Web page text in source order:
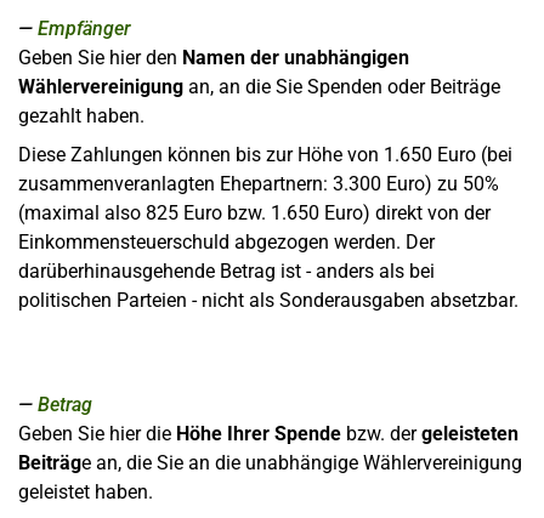
Empfänger
Geben Sie hier den Namen der unabhängigen
Wählervereinigung an, an die Sie Spenden oder Beiträge
gezahlt haben.
Diese Zahlungen können bis zur Höhe von 1.650 Euro (bei
zusammenveranlagten Ehepartnern: 3.300 Euro) zu 50%
(maximal also 825 Euro bzw. 1.650 Euro) direkt von der
Einkommensteuerschuld abgezogen werden. Der
darüberhinausgehende Betrag ist - anders als bei
politischen Parteien - nicht als Sonderausgaben absetzbar.
Betrag
Geben Sie hier die Höhe Ihrer Spende bzw. dergeleisteten
Beiträge an, die Sie an die unabhängige Wählervereinigung
geleistet haben.